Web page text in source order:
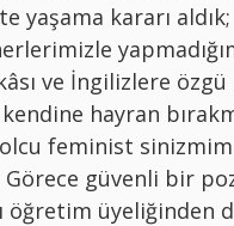
yaşama kararı
ve İngilizlere
kendine hayran
feminist
Görece güvenli bir
öğretim üyeliğinden